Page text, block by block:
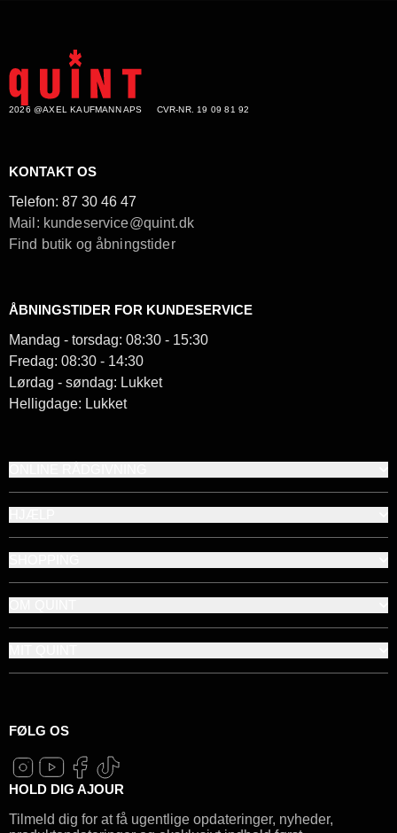
2026 @AXEL KAUFMANN APS CVR-NR. 19 09 81 92
KONTAKT OS
Telefon: 87 30 46 47
Mail: kundeservice@quint.dk
Find butik og åbningstider
ÅBNINGSTIDER FOR KUNDESERVICE
Mandag - torsdag: 08:30 - 15:30
Fredag: 08:30 - 14:30
Lørdag - søndag: Lukket
Helligdage: Lukket
FØLG OS
HOLD DIG AJOUR
Tilmeld dig for at få ugentlige opdateringer, nyheder,